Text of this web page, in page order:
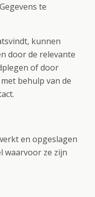
te
kunnen
door de relevante
of door
behulp van de
en opgeslagen
waarvoor ze zijn